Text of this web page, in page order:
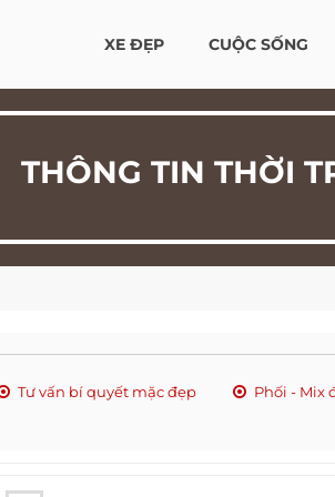
XE ĐẸP CUỘC SỐNG
THÔNG TIN THỜI
Tư vấn bí quyết mặc đẹp Phối - Mix